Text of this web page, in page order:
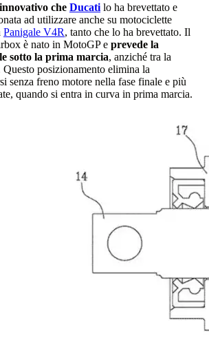
che Ducati lo ha brevettato e
ad utilizzare anche su motociclette
Panigale V4R, tanto che lo ha brevettato. Il
è nato in MotoGP e prevede la
sotto la prima marcia, anziché tra la
Questo posizionamento elimina la
senza freno motore nella fase finale e più
quando si entra in curva in prima marcia.